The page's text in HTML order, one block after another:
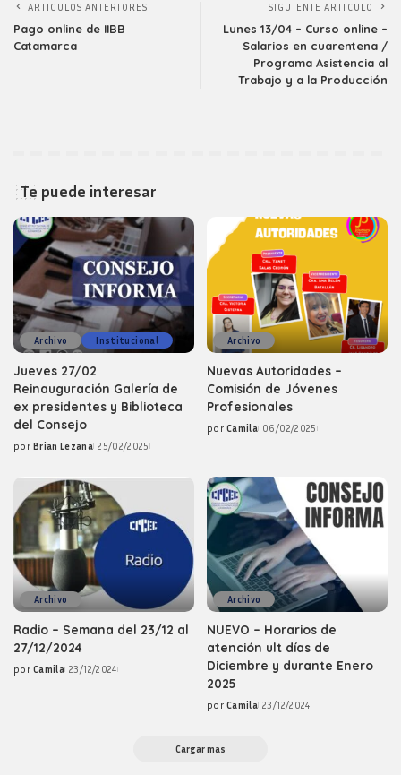
ARTICULOS ANTERIORES
Pago online de IIBB
Catamarca
SIGUIENTE ARTICULO
Lunes 13/04 – Curso online –
Salarios en cuarentena /
Programa Asistencia al
Trabajo y a la Producción
Te puede interesar
Archivo Institucional
Jueves 27/02
Reinauguración Galería de
ex presidentes y Biblioteca
del Consejo
Posted
por Brian Lezana 25/02/2025
Archivo
Nuevas Autoridades –
Comisión de Jóvenes
Profesionales
Posted
por Camila 06/02/2025
Archivo
Radio – Semana del 23/12 al
27/12/2024
Posted
por Camila 23/12/2024
Archivo
NUEVO – Horarios de
atención ult días de
Diciembre y durante Enero
2025
Posted
por Camila 23/12/2024
Cargar mas